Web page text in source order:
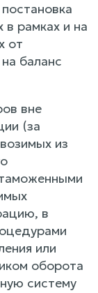
в рамках и на
от
баланс
вне
(за
из
в
или
оборота
систему